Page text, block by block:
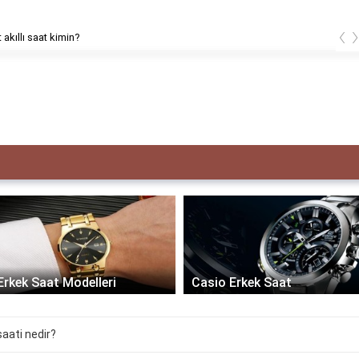
saat kimin? ‹ ›
Saat Modelleri Casio Erkek Saat
nedir?